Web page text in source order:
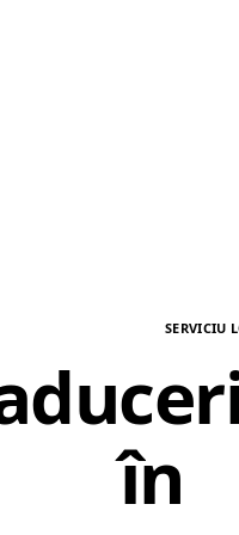
SERVICIU
în